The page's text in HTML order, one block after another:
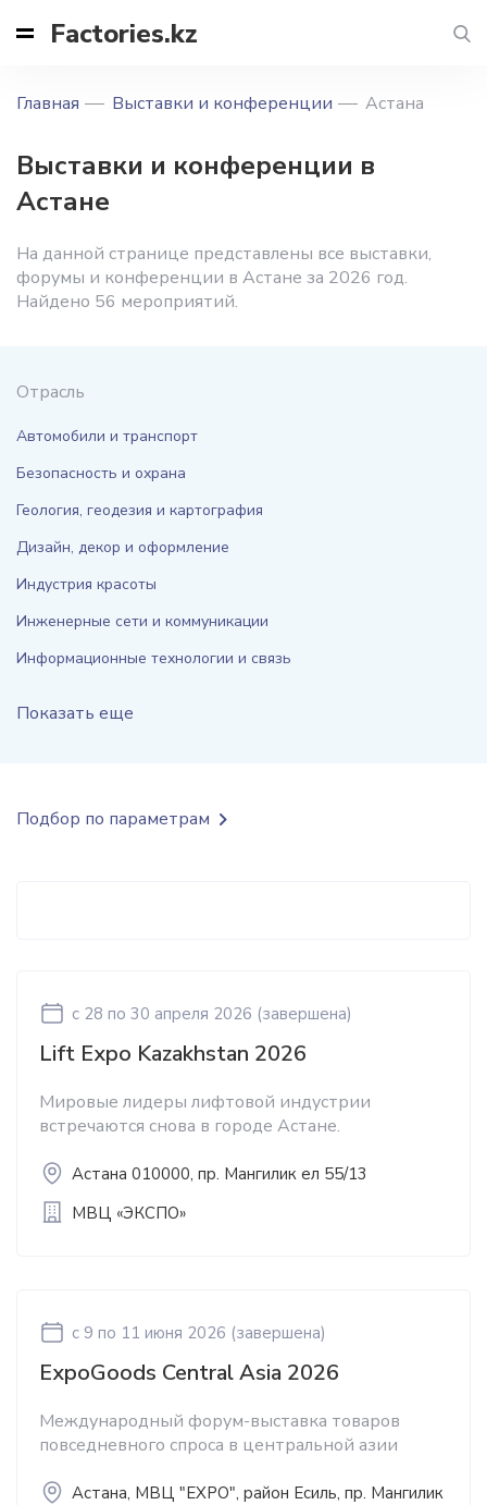
Factories.kz
Главная Выставки и конференции Астана
Выставки и конференции в
Астане
На данной странице представлены все выставки,
форумы и конференции в Астане за 2026 год.
Найдено 56 мероприятий.
Отрасль
Автомобили и транспорт
Безопасность и охрана
Геология, геодезия и картография
Дизайн, декор и оформление
Индустрия красоты
Инженерные сети и коммуникации
Информационные технологии и связь
Показать еще
c 28 по 30 апреля 2026 (завершена)
Lift Expo Kazakhstan 2026
Мировые лидеры лифтовой индустрии
встречаются снова в городе Астане.
Астана 010000, пр. Мангилик ел 55/13
МВЦ «ЭКСПО»
c 9 по 11 июня 2026 (завершена)
ExpoGoods Central Asia 2026
Международный форум-выставка товаров
повседневного спроса в центральной азии
Астана, МВЦ "EXPO", район Есиль, пр. Мангилик
Подбор по параметрам